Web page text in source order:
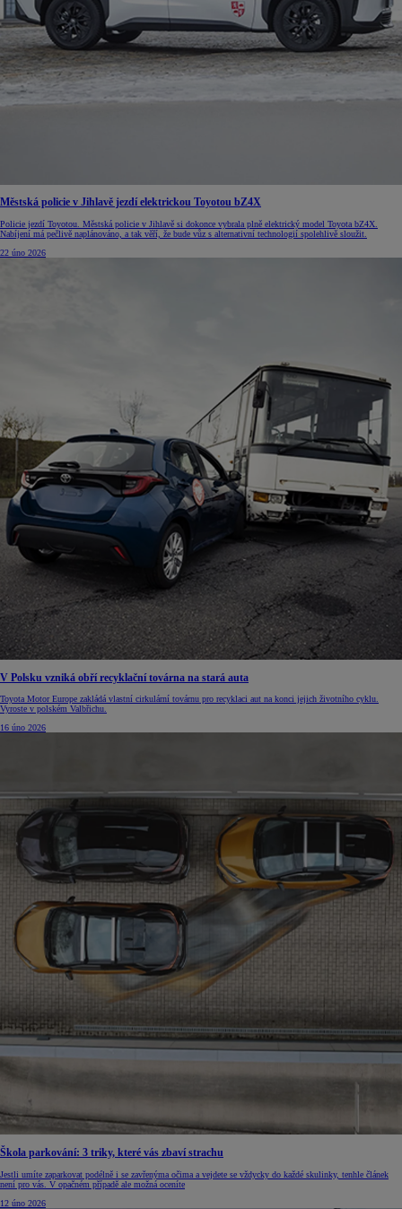
Městská policie v Jihlavě jezdí elektrickou Toyotou bZ4X
Policie jezdí Toyotou. Městská policie v Jihlavě si dokonce vybrala plně elektrický model Toyota bZ4X.
Nabíjení má pečlivě naplánováno, a tak věří, že bude vůz s alternativní technologií spolehlivě sloužit.
22 úno 2026
V Polsku vzniká obří recyklační továrna na stará auta
Toyota Motor Europe zakládá vlastní cirkulární továrnu pro recyklaci aut na konci jejich životního cyklu.
Vyroste v polském Valbřichu.
16 úno 2026
Škola parkování: 3 triky, které vás zbaví strachu
Jestli umíte zaparkovat podélně i se zavřenýma očima a vejdete se vždycky do každé skulinky, tenhle článek
není pro vás. V opačném případě ale možná oceníte
12 úno 2026